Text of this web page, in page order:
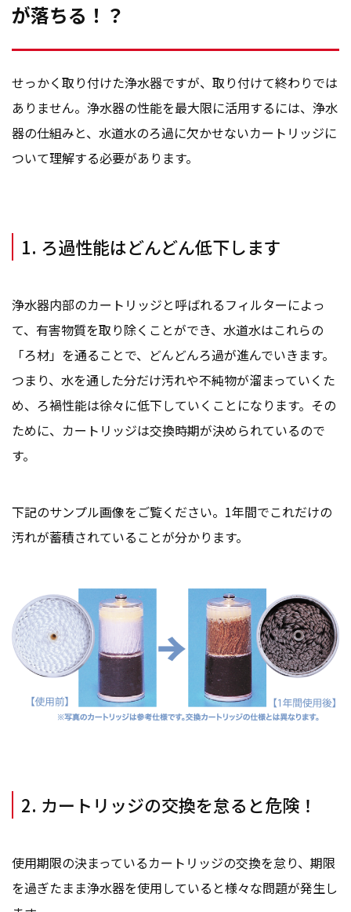
が落ちる！？
せっかく取り付けた浄水器ですが、取り付けて終わりでは
ありません。浄水器の性能を最大限に活用するには、浄水
器の仕組みと、水道水のろ過に欠かせないカートリッジに
ついて理解する必要があります。
1. ろ過性能はどんどん低下します
浄水器内部のカートリッジと呼ばれるフィルターによっ
て、有害物質を取り除くことができ、水道水はこれらの
「ろ材」を通ることで、どんどんろ過が進んでいきます。
つまり、水を通した分だけ汚れや不純物が溜まっていくた
め、ろ禍性能は徐々に低下していくことになります。その
ために、カートリッジは交換時期が決められているので
す。
下記のサンプル画像をご覧ください。1年間でこれだけの
汚れが蓄積されていることが分かります。
2. カートリッジの交換を怠ると危険！
使用期限の決まっているカートリッジの交換を怠り、期限
を過ぎたまま浄水器を使用していると様々な問題が発生し